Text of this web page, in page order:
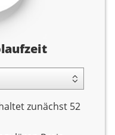
zunächst 52